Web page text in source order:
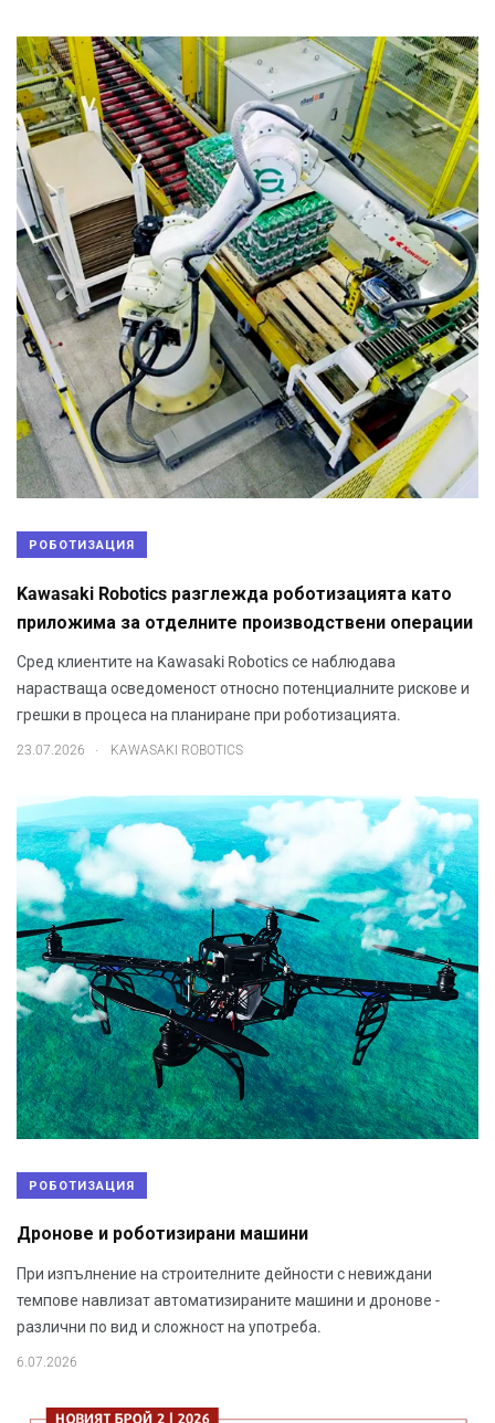
РОБОТИЗАЦИЯ
Kawasaki Robotics разглежда роботизацията като
приложима за отделните производствени операции
Сред клиентите на Kawasaki Robotics се наблюдава
нарастваща осведоменост относно потенциалните рискове и
грешки в процеса на планиране при роботизацията.
23.07.2026 . KAWASAKI ROBOTICS
РОБОТИЗАЦИЯ
Дронове и роботизирани машини
При изпълнение на строителните дейности с невиждани
темпове навлизат автоматизираните машини и дронове -
различни по вид и сложност на употреба.
6.07.2026